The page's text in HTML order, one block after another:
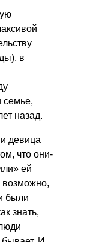
в
семье,
назад.
девица
что они-
ей
возможно,
были
знать,